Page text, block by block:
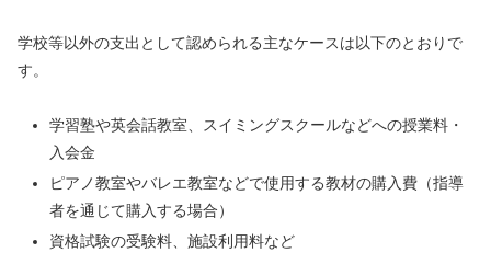
学校等以外の支出として認められる主なケースは以下のとおりで
す。
学習塾や英会話教室、スイミングスクールなどへの授業料・
入会金
ピアノ教室やバレエ教室などで使用する教材の購入費（指導
者を通じて購入する場合）
資格試験の受験料、施設利用料など